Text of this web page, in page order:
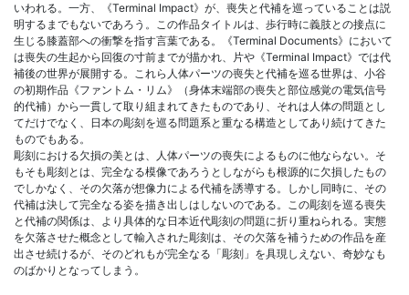
いわれる。一方、《Terminal Impact》が、喪失と代補を巡っていることは説
明するまでもないであろう。この作品タイトルは、歩行時に義肢との接点に
生じる膝蓋部への衝撃を指す言葉である。《Terminal Documents》において
は喪失の生起から回復の寸前までが描かれ、片や《Terminal Impact》では代
補後の世界が展開する。これら人体パーツの喪失と代補を巡る世界は、小谷
の初期作品《ファントム・リム》（身体末端部の喪失と部位感覚の電気信号
的代補）から一貫して取り組まれてきたものであり、それは人体の問題とし
てだけでなく、日本の彫刻を巡る問題系と重なる構造としてあり続けてきた
ものでもある。
彫刻における欠損の美とは、人体パーツの喪失によるものに他ならない。そ
もそも彫刻とは、完全なる模像であろうとしながらも根源的に欠損したもの
でしかなく、その欠落が想像力による代補を誘導する。しかし同時に、その
代補は決して完全なる姿を描き出しはしないのである。この彫刻を巡る喪失
と代補の関係は、より具体的な日本近代彫刻の問題に折り重ねられる。実態
を欠落させた概念として輸入された彫刻は、その欠落を補うための作品を産
出させ続けるが、そのどれもが完全なる「彫刻」を具現しえない、奇妙なも
のばかりとなってしまう。